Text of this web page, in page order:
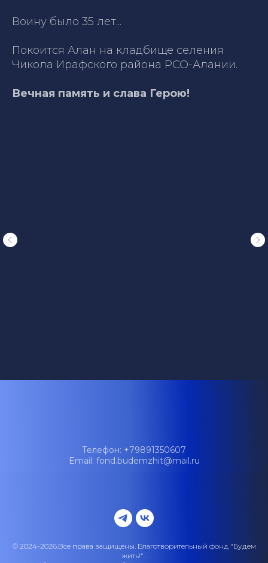
Воину было 35 лет...
Покоится Алан на кладбище селения
Чикола Ирафского района РСО-Алании.
Вечная память и слава Герою!
Телефон: +79891350607
Email: fond.budemzhit@mail.ru
© 2024-2026.Все права защищены. Благотворительный фонд "Будем
жить!" .